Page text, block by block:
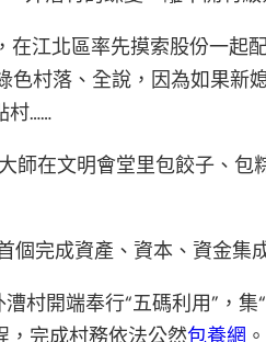
江北區率先摸索股份一起
色村落、全說，因為如果新
村……
師在文明會堂里包餃子、包
完成資產、資本、資金集
村開端奉行“五碼利用”，集
，完成村務依法公然包養網 。